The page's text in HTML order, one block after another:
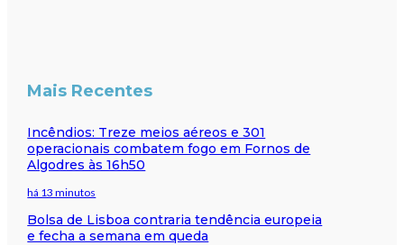
Mais Recentes
Incêndios: Treze meios aéreos e 301
operacionais combatem fogo em Fornos de
Algodres às 16h50
há 13 minutos
Bolsa de Lisboa contraria tendência europeia
e fecha a semana em queda